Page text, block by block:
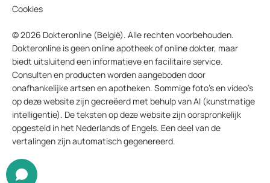
Cookies
© 2026 Dokteronline (België). Alle rechten voorbehouden.
Dokteronline is geen online apotheek of online dokter, maar
biedt uitsluitend een informatieve en facilitaire service.
Consulten en producten worden aangeboden door
onafhankelijke artsen en apotheken. Sommige foto’s en video’s
op deze website zijn gecreëerd met behulp van AI (kunstmatige
intelligentie). De teksten op deze website zijn oorspronkelijk
opgesteld in het Nederlands of Engels. Een deel van de
vertalingen zijn automatisch gegenereerd.